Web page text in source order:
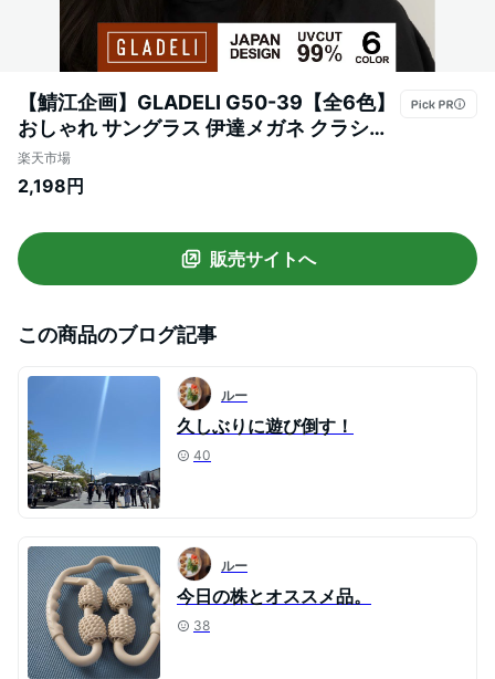
【鯖江企画】GLADELI G50-39【全6色】
おしゃれ サングラス 伊達メガネ クラシッ
ク コンビ ブラック べっ甲 クリア ブラウン
グレー テラコッタ レディース メンズ かわ
カット スポーツ ドライブ 花粉 Q
楽天市場
2,198円
販売サイトへ
この商品のブログ記事
ルー
久しぶりに遊び倒す！
40
ルー
今日の株とオススメ品。
38